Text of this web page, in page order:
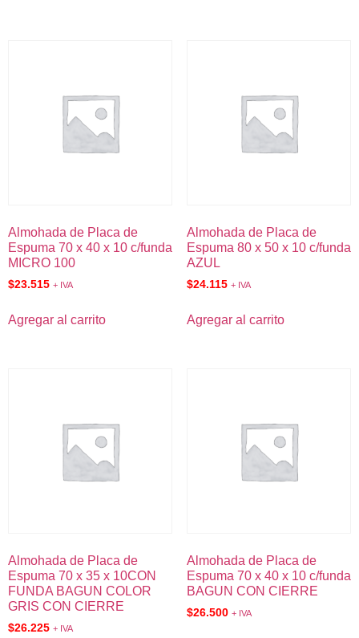
Almohada de Placa de
Espuma 70 x 40 x 10 c/funda
MICRO 100
$23.515 + IVA
Agregar al carrito
Almohada de Placa de
Espuma 80 x 50 x 10 c/funda
AZUL
$24.115 + IVA
Agregar al carrito
Almohada de Placa de
Espuma 70 x 35 x 10CON
FUNDA BAGUN COLOR
GRIS CON CIERRE
$26.225 + IVA
Almohada de Placa de
Espuma 70 x 40 x 10 c/funda
BAGUN CON CIERRE
$26.500 + IVA